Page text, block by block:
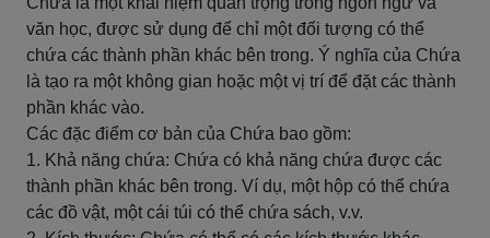
văn học, được sử dụng để chỉ một đối tượng có thể
chứa các thành phần khác bên trong. Ý nghĩa của Chứa
là tạo ra một không gian hoặc một vị trí để đặt các thành
phần khác vào.
Các đặc điểm cơ bản của Chứa bao gồm:
1. Khả năng chứa: Chứa có khả năng chứa được các
thành phần khác bên trong. Ví dụ, một hộp có thể chứa
các đồ vật, một cái túi có thể chứa sách, v.v.